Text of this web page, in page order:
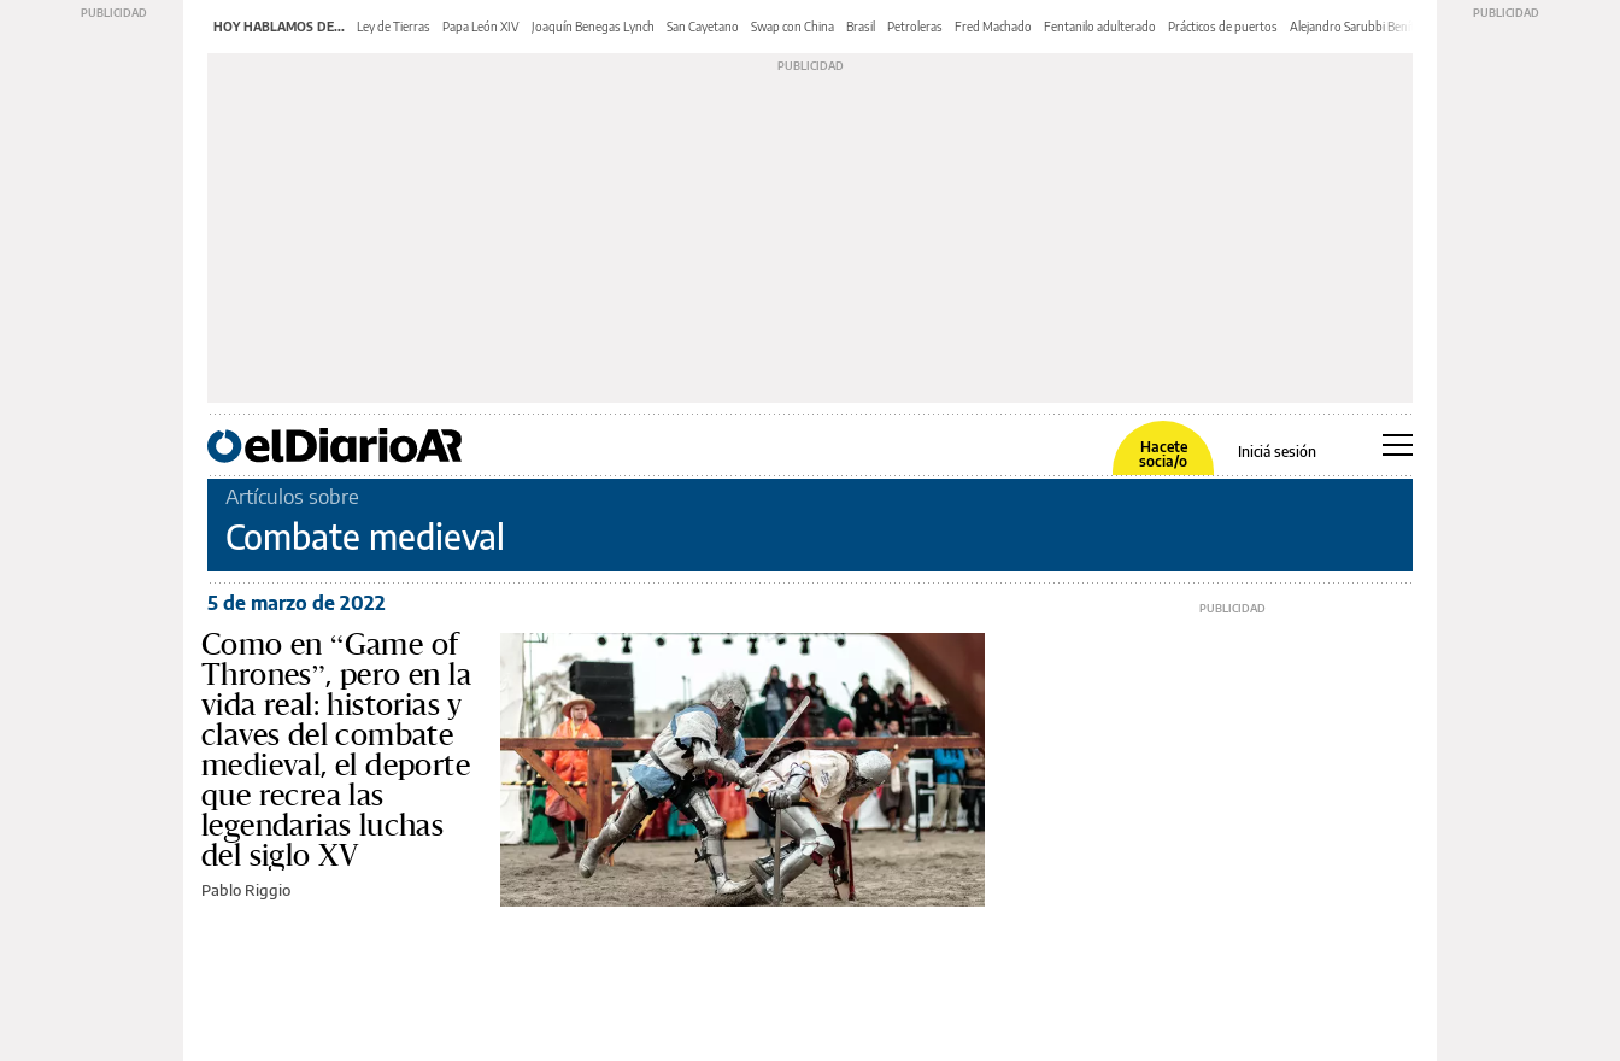
HOY HABLAMOS DE... Ley de Tierras Papa León XIV Joaquín Benegas Lynch San Cayetano Swap con China Brasil Petroleras Fred Machado Fentanilo adulterado Prácticos de puertos Alejandro Sarubbi Benítez
Hacete
socia/o
Iniciá sesión
Artículos sobre
Combate medieval
5 de marzo de 2022
Como en “Game of
Thrones”, pero en la
vida real: historias y
claves del combate
medieval, el deporte
que recrea las
legendarias luchas
del siglo XV
Pablo Riggio